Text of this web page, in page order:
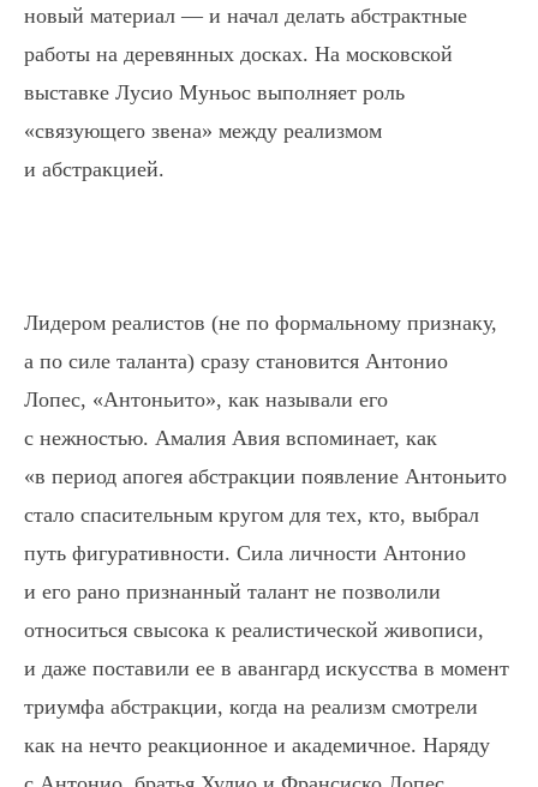
новый материал — и начал делать абстрактные
работы на деревянных досках. На московской
выставке Лусио Муньос выполняет роль
«связующего звена» между реализмом
и абстракцией.
Лидером реалистов (не по формальному признаку,
а по силе таланта) сразу становится Антонио
Лопес, «Антоньито», как называли его
с нежностью. Амалия Авия вспоминает, как
«в период апогея абстракции появление Антоньито
стало спасительным кругом для тех, кто, выбрал
путь фигуративности. Сила личности Антонио
и его рано признанный талант не позволили
относиться свысока к реалистической живописи,
и даже поставили ее в авангард искусства в момент
триумфа абстракции, когда на реализм смотрели
как на нечто реакционное и академичное. Наряду